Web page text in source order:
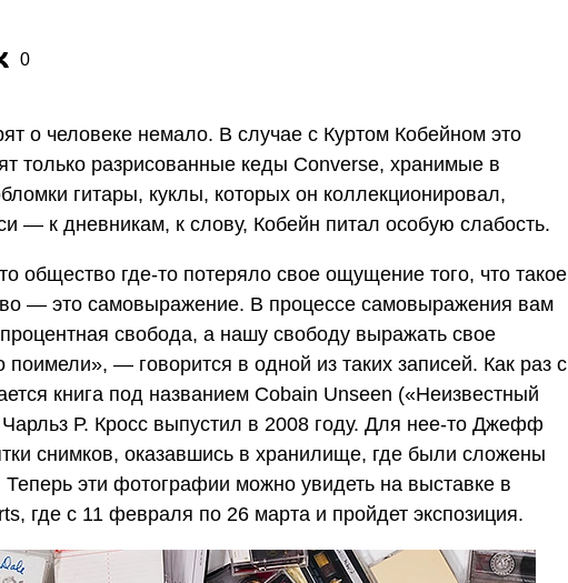
0
о человеке немало. В случае с Куртом Кобейном это
только разрисованные кеды Converse, хранимые в
гитары, куклы, которых он коллекционировал,
— к дневникам, к слову, Кобейн питал особую слабость.
общество где-то потеряло свое ощущение того, что такое
— это самовыражение. В процессе самовыражения вам
свобода, а нашу свободу выражать свое
поимели», — говорится в одной из таких записей. Как раз с
книга под названием Cobain Unseen («Неизвестный
Р. Кросс выпустил в 2008 году. Для нее-то Джефф
снимков, оказавшись в хранилище, где были сложены
эти фотографии можно увидеть на выставке в
, где с 11 февраля по 26 марта и пройдет экспозиция.